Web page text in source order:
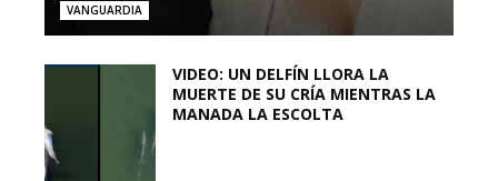
VANGUARDIA
VIDEO: UN DELFÍN LLORA LA
MUERTE DE SU CRÍA MIENTRAS LA
MANADA LA ESCOLTA